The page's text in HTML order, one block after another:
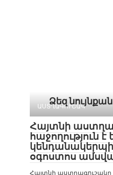
Ձեզ
ԱՍՏՂԱԳՈՒՇԱԿ
Հայտնի
հաջողություն
կենդանակերպի
օգոստոս
Հայտնի աստղագուշակը